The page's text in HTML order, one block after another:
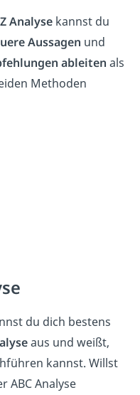
Analyse kannst du
Aussagen und
ableiten als
Methoden
du dich bestens
aus und weißt,
kannst. Willst
ABC Analyse